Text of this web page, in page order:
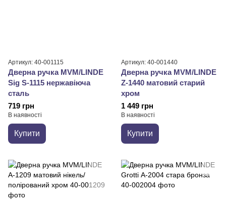
Артикул: 40-001115
Дверна ручка MVM/LINDE
Sig S-1115 нержавіюча
сталь
719 грн
В наявності
Купити
Артикул: 40-001440
Дверна ручка MVM/LINDE
Z-1440 матовий старий
хром
1 449 грн
В наявності
Купити